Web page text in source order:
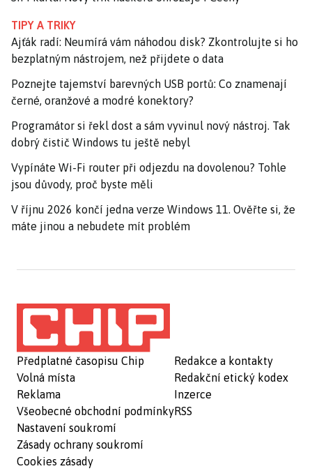
TIPY A TRIKY
Ajťák radí: Neumírá vám náhodou disk? Zkontrolujte si ho
bezplatným nástrojem, než přijdete o data
Poznejte tajemství barevných USB portů: Co znamenají
černé, oranžové a modré konektory?
Programátor si řekl dost a sám vyvinul nový nástroj. Tak
dobrý čistič Windows tu ještě nebyl
Vypínáte Wi-Fi router při odjezdu na dovolenou? Tohle
jsou důvody, proč byste měli
V říjnu 2026 končí jedna verze Windows 11. Ověřte si, že
máte jinou a nebudete mít problém
Předplatné časopisu Chip
Volná místa
Reklama
Všeobecné obchodní podmínky
Nastavení soukromí
Zásady ochrany soukromí
Cookies zásady
Redakce a kontakty
Redakční etický kodex
Inzerce
RSS